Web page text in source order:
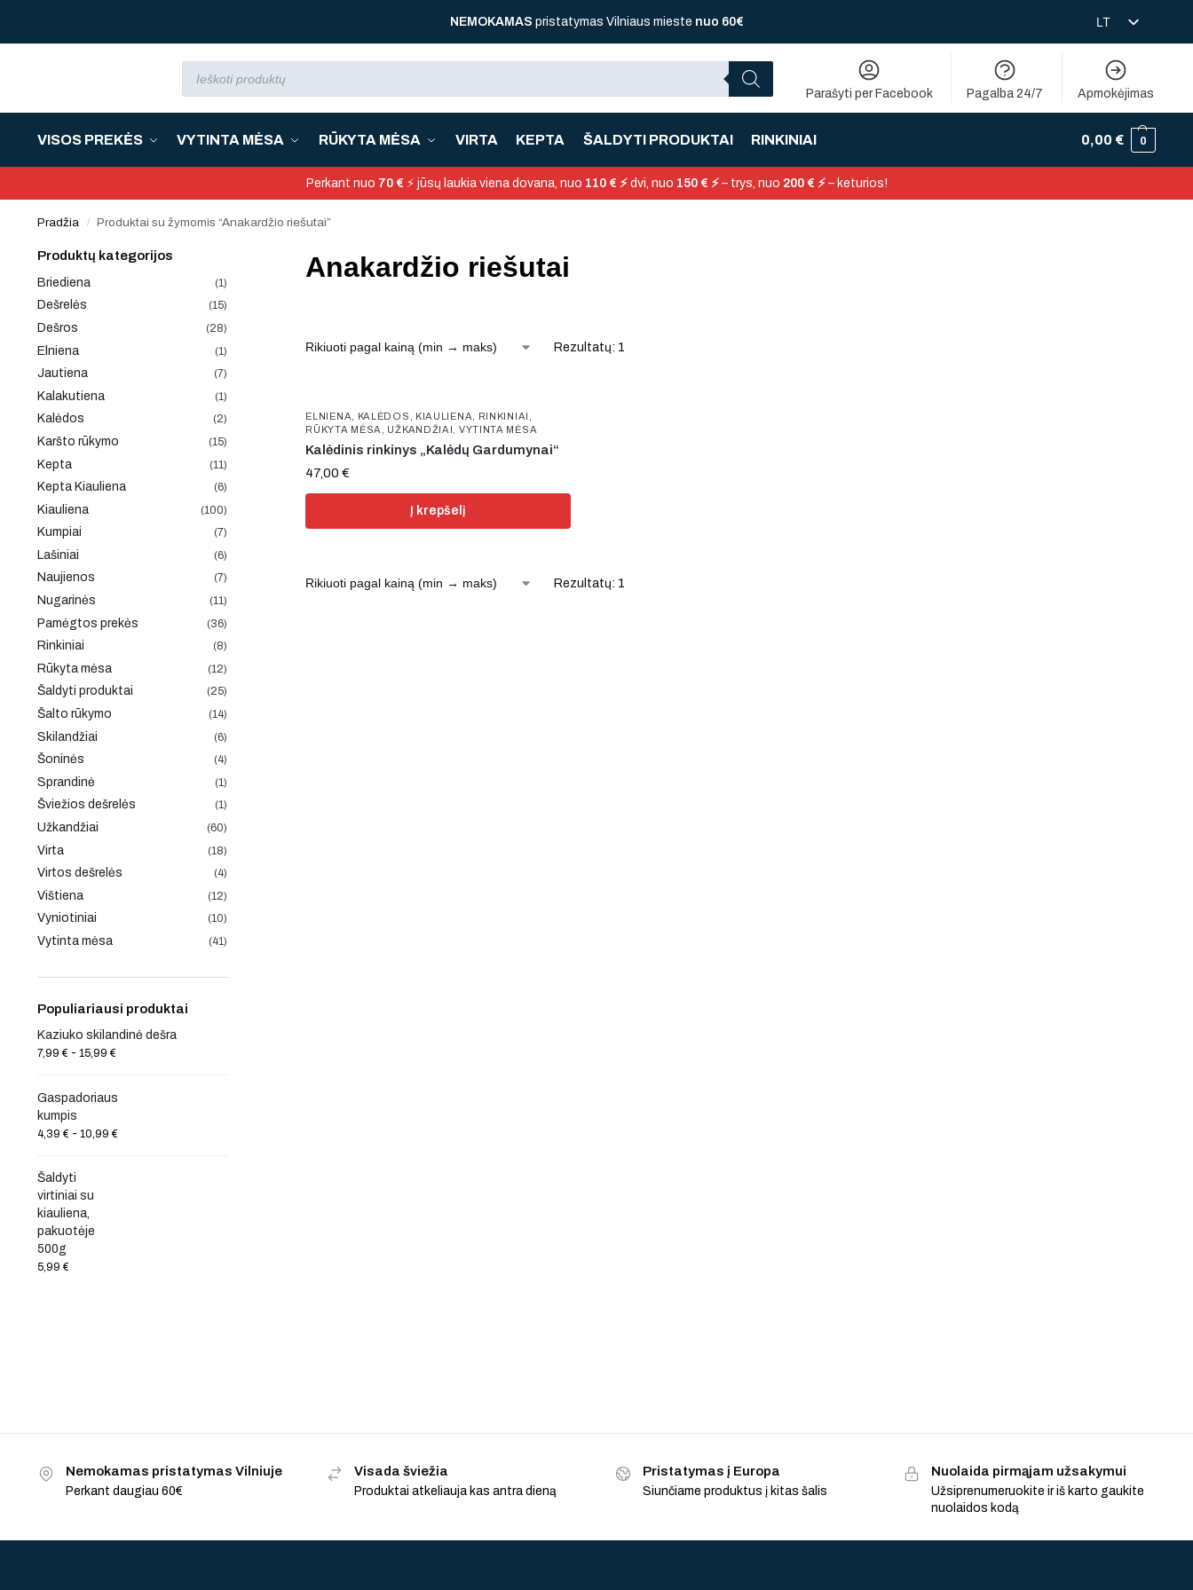
NEMOKAMAS pristatymas Vilniaus mieste nuo 60€
LT
Parašyti per Facebook Pagalba 24/7 Apmokėjimas
VISOS PREKĖS VYTINTA MĖSA RŪKYTA MĖSA VIRTA KEPTA ŠALDYTI PRODUKTAI RINKINIAI 0,00 € 0
Perkant nuo 70 € ⚡ jūsų laukia viena dovana, nuo 110 € ⚡dvi, nuo 150 € ⚡– trys, nuo 200 € ⚡– keturios!
Pradžia / Produktai su žymomis “Anakardžio riešutai”
Anakardžio riešutai
Rezultatų: 1
ELNIENA KALĖDOS KIAULIENA RINKINIAI
RŪKYTA MĖSA
UŽKANDŽIAI VYTINTA MĖSA
Kalėdinis rinkinys „Kalėdų Gardumynai“
47,00€
Į krepšelį
Rezultatų: 1
Produktų kategorijos
Briediena (1)
Dešrelės (15)
Dešros (28)
Elniena (1)
Jautiena (7)
Kalakutiena (1)
Kalėdos (2)
Karšto rūkymo (15)
Kepta (11)
Kepta Kiauliena (6)
Kiauliena (100)
Kumpiai (7)
Lašiniai (6)
Naujienos (7)
Nugarinės (11)
Pamėgtos prekės (36)
Rinkiniai (8)
Rūkyta mėsa (12)
Šaldyti produktai (25)
Šalto rūkymo (14)
Skilandžiai (6)
Šoninės (4)
Sprandinė (1)
Šviežios dešrelės (1)
Užkandžiai (60)
Virta (18)
Virtos dešrelės (4)
Vištiena (12)
Vyniotiniai (10)
Vytinta mėsa (41)
Populiariausi produktai
Kaziuko skilandinė dešra
7,99 € - 15,99 €
Gaspadoriaus
kumpis
4,39 € - 10,99 €
Šaldyti
virtiniai su
kiauliena,
pakuotėje
500g
5,99 €
Nemokamas pristatymas Vilniuje
Perkant daugiau 60€
Visada šviežia
Produktai atkeliauja kas antra dieną
Pristatymas į Europa
Siunčiame produktus į kitas šalis
Nuolaida pirmąjam užsakymui
Užsiprenumeruokite ir iš karto gaukite
nuolaidos kodą